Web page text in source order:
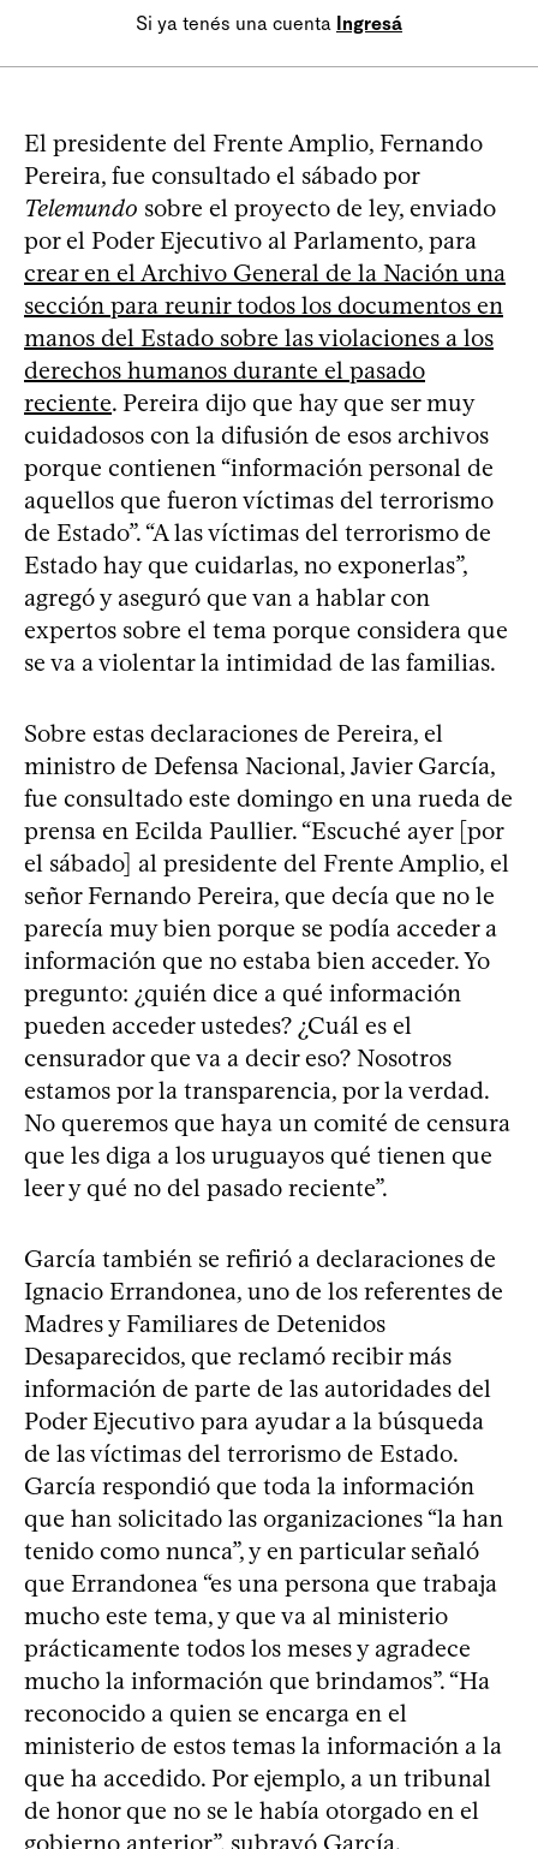
Si ya tenés una cuenta Ingresá
El presidente del Frente Amplio, Fernando
Pereira, fue consultado el sábado por
Telemundo sobre el proyecto de ley, enviado
por el Poder Ejecutivo al Parlamento, para
crear en el Archivo General de la Nación una
sección para reunir todos los documentos en
manos del Estado sobre las violaciones a los
derechos humanos durante el pasado
reciente. Pereira dijo que hay que ser muy
cuidadosos con la difusión de esos archivos
porque contienen “información personal de
aquellos que fueron víctimas del terrorismo
de Estado”. “A las víctimas del terrorismo de
Estado hay que cuidarlas, no exponerlas”,
agregó y aseguró que van a hablar con
expertos sobre el tema porque considera que
se va a violentar la intimidad de las familias.
Sobre estas declaraciones de Pereira, el
ministro de Defensa Nacional, Javier García,
fue consultado este domingo en una rueda de
prensa en Ecilda Paullier. “Escuché ayer [por
el sábado] al presidente del Frente Amplio, el
señor Fernando Pereira, que decía que no le
parecía muy bien porque se podía acceder a
información que no estaba bien acceder. Yo
pregunto: ¿quién dice a qué información
pueden acceder ustedes? ¿Cuál es el
censurador que va a decir eso? Nosotros
estamos por la transparencia, por la verdad.
No queremos que haya un comité de censura
que les diga a los uruguayos qué tienen que
leer y qué no del pasado reciente”.
García también se refirió a declaraciones de
Ignacio Errandonea, uno de los referentes de
Madres y Familiares de Detenidos
Desaparecidos, que reclamó recibir más
información de parte de las autoridades del
Poder Ejecutivo para ayudar a la búsqueda
de las víctimas del terrorismo de Estado.
García respondió que toda la información
que han solicitado las organizaciones “la han
tenido como nunca”, y en particular señaló
que Errandonea “es una persona que trabaja
mucho este tema, y que va al ministerio
prácticamente todos los meses y agradece
mucho la información que brindamos”. “Ha
reconocido a quien se encarga en el
ministerio de estos temas la información a la
que ha accedido. Por ejemplo, a un tribunal
de honor que no se le había otorgado en el
gobierno anterior”, subrayó García.